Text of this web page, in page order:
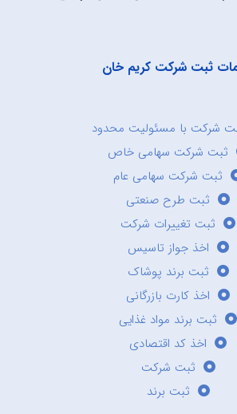
ثبت شرکت کریم خان
شرکت با مسئولیت محدود
ثبت شرکت سهامی خاص
ثبت شرکت سهامی عام
ثبت طرح صنعتی
ثبت تغییرات شرکت
اخذ جواز تاسیس
ثبت برند پوشاک
اخذ کارت بازرگانی
ثبت برند مواد غذایی
اخذ کد اقتصادی
ثبت شرکت
ثبت برند